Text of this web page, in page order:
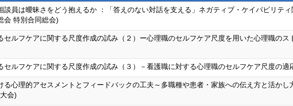
談員は曖昧さをどう抱えるか ：「答えのない対話を支える」ネガティブ・ケイパビリテ
会 特別合同総会)
セルフケアに関する尺度作成の試み（２）ー心理職のセルフケア尺度を用いた心理職の
セルフケアに関する尺度作成の試み（３）－看護職に対する心理職のセルフケア尺度の
る心理的アセスメントとフィードバックの工夫～多職種や患者・家族への伝え方と活か
会)